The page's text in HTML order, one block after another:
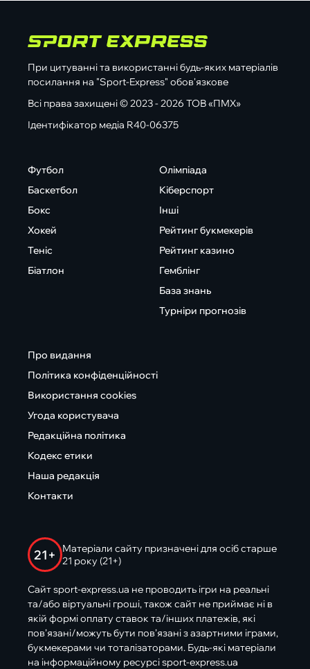
При цитуванні та використанні будь-яких матеріалів
посилання на "Sport-Express" обов'язкове
Всі права захищені © 2023 - 2026 ТОВ «ПМХ»
Ідентифікатор медіа R40-06375
Футбол
Баскетбол
Бокс
Хокей
Теніс
Біатлон
Олімпіада
Кіберспорт
Інші
Рейтинг букмекерів
Рейтинг казино
Гемблінг
База знань
Турніри прогнозів
Про видання
Політика конфіденційності
Використання cookies
Угода користувача
Редакційна політика
Кодекс етики
Наша редакція
Контакти
21+
Матеріали сайту призначені для осіб старше
21 року (21+)
Сайт sport-express.ua не проводить ігри на реальні
та/або віртуальні гроші, також сайт не приймає ні в
якій формі оплату ставок та/інших платежів, які
пов’язані/можуть бути пов’язані з азартними іграми,
букмекерами чи тоталізаторами. Будь-які матеріали
на інформаційному ресурсі sport-express.ua